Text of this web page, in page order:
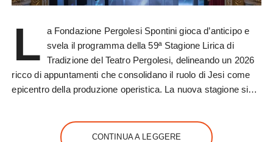
L
a Fondazione Pergolesi Spontini gioca d’anticipo e
svela il programma della 59ª Stagione Lirica di
Tradizione del Teatro Pergolesi, delineando un 2026
ricco di appuntamenti che consolidano il ruolo di Jesi come
epicentro della produzione operistica. La nuova stagione si…
CONTINUA A LEGGERE